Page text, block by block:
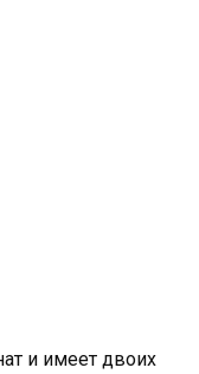
и имеет двоих